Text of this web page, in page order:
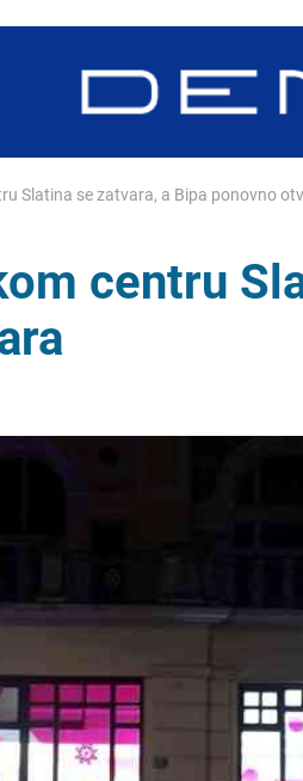
Slatina se zatvara, a Bipa ponovno
centru